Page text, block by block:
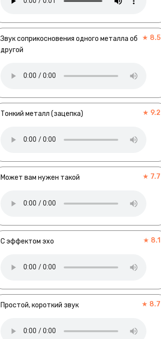
Звук соприкосновения одного металла об
другой
★ 8.5
Тонкий металл (зацепка) ★ 9.2
Может вам нужен такой ★ 7.7
С эффектом эхо ★ 8.1
Простой, короткий звук ★ 8.7